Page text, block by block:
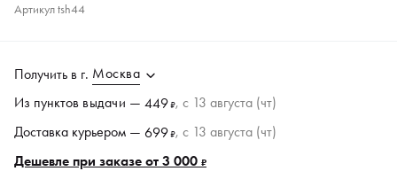
Артикулtsh44
Получить в г. Москва
Из пунктов выдачи — 449₽, c 13 августа (чт)
Доставка курьером — 699₽, c 13 августа (чт)
Дешевле при заказе от 3 000 ₽